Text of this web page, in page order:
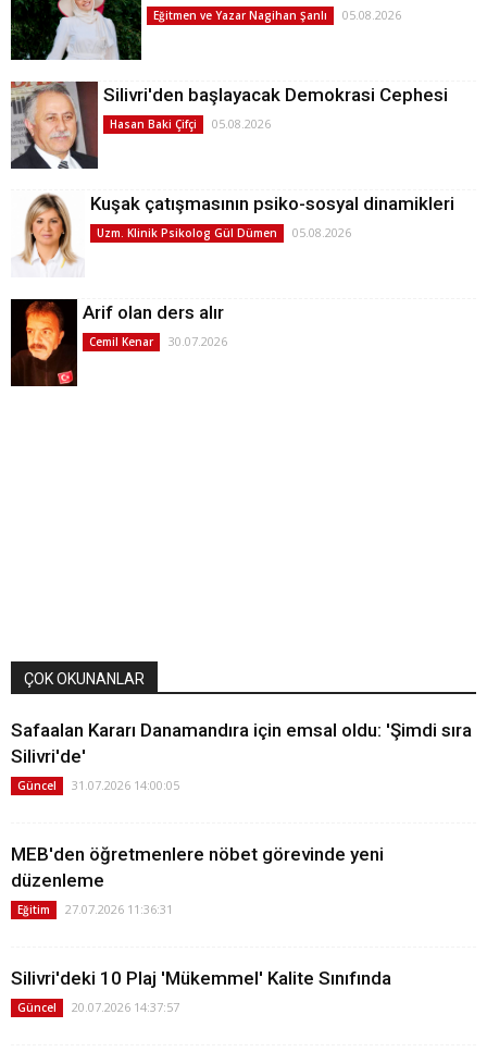
Eğitmen ve Yazar Nagihan Şanlı 05.08.2026
Silivri'den başlayacak Demokrasi Cephesi
Hasan Baki Çifçi 05.08.2026
Kuşak çatışmasının psiko-sosyal dinamikleri
Uzm. Klinik Psikolog Gül Dümen 05.08.2026
Arif olan ders alır
Cemil Kenar 30.07.2026
ÇOK OKUNANLAR
Safaalan Kararı Danamandıra için emsal oldu: 'Şimdi sıra
Silivri'de'
Güncel 31.07.2026 14:00:05
MEB'den öğretmenlere nöbet görevinde yeni
düzenleme
Eğitim 27.07.2026 11:36:31
Silivri'deki 10 Plaj 'Mükemmel' Kalite Sınıfında
Güncel 20.07.2026 14:37:57